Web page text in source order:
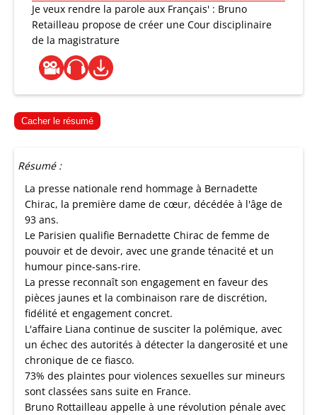
Je veux rendre la parole aux Français' : Bruno
Retailleau propose de créer une Cour disciplinaire
de la magistrature
Cacher le résumé
Résumé :
La presse nationale rend hommage à Bernadette
Chirac, la première dame de cœur, décédée à l'âge de
93 ans.
Le Parisien qualifie Bernadette Chirac de femme de
pouvoir et de devoir, avec une grande ténacité et un
humour pince-sans-rire.
La presse reconnaît son engagement en faveur des
pièces jaunes et la combinaison rare de discrétion,
fidélité et engagement concret.
L'affaire Liana continue de susciter la polémique, avec
un échec des autorités à détecter la dangerosité et une
chronique de ce fiasco.
73% des plaintes pour violences sexuelles sur mineurs
sont classées sans suite en France.
Bruno Rottailleau appelle à une révolution pénale avec